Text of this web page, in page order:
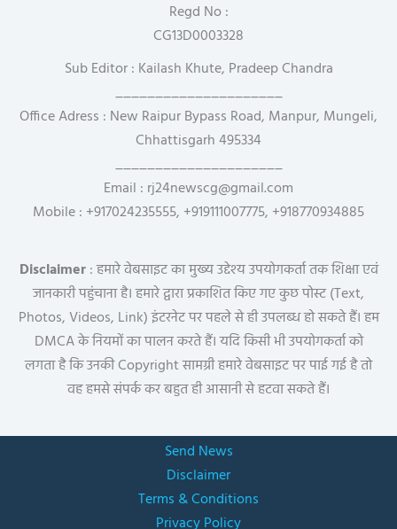
Regd No :
CG13D0003328
Sub Editor : Kailash Khute, Pradeep Chandra
_____________________
Office Adress : New Raipur Bypass Road, Manpur, Mungeli,
Chhattisgarh 495334
_____________________
Email : rj24newscg@gmail.com
Mobile : +917024235555, +919111007775, +918770934885
Disclaimer: हमारे वेबसाइट का मुख्य उद्देश्य उपयोगकर्ता तक शिक्षा एवं
जानकारी पहुंचाना है। हमारे द्वारा प्रकाशित किए गए कुछ पोस्ट (Text,
Photos, Videos, Link) इंटरनेट पर पहले से ही उपलब्ध हो सकते हैं। हम
DMCA के नियमों का पालन करते हैं। यदि किसी भी उपयोगकर्ता को
लगता है कि उनकी Copyright सामग्री हमारे वेबसाइट पर पाई गई है तो
वह हमसे संपर्क कर बहुत ही आसानी से हटवा सकते हैं।
Send News
Disclaimer
Terms & Conditions
Privacy Policy